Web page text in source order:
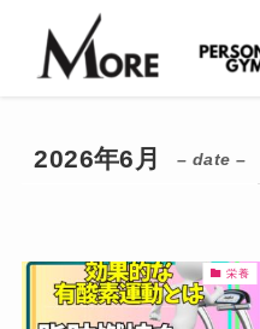
2026年6月 – date –
栄養